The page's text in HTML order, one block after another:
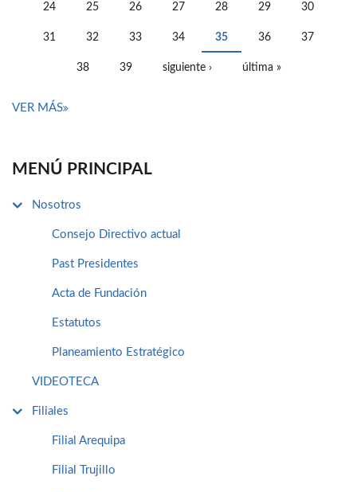
24 25 26 27 28 29 30
31 32 33 34 35 36 37
38 39 siguiente › última »
VER MÁS
MENÚ PRINCIPAL
Nosotros
Consejo Directivo actual
Past Presidentes
Acta de Fundación
Estatutos
Planeamiento Estratégico
VIDEOTECA
Filiales
Filial Arequipa
Filial Trujillo